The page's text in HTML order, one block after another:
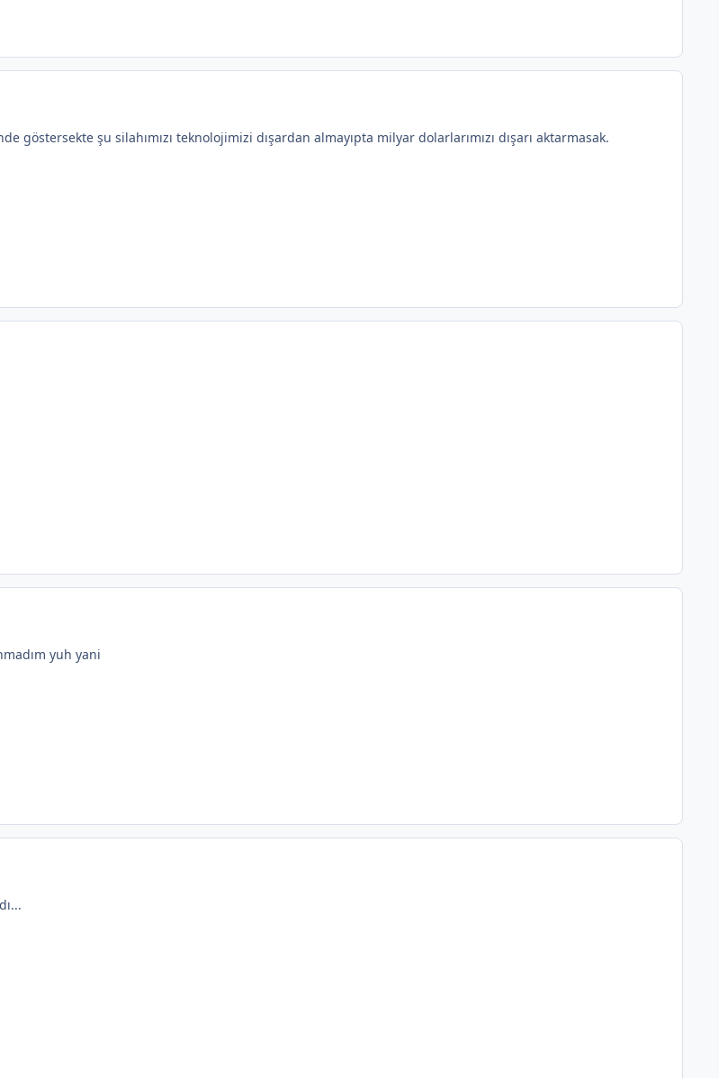
göstersekte şu silahımızı teknolojimizi dışardan almayıpta milyar dolarlarımızı dışarı aktarmasak.
yuh yani